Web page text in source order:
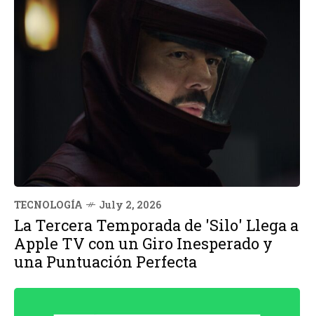
TECNOLOGÍA July 2, 2026
La Tercera Temporada de 'Silo' Llega a
Apple TV con un Giro Inesperado y
una Puntuación Perfecta